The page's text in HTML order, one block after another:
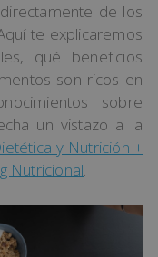
de los
te explicaremos
qué beneficios
son ricos en
sobre
un vistazo a la
y Nutrición +
Nutricional.